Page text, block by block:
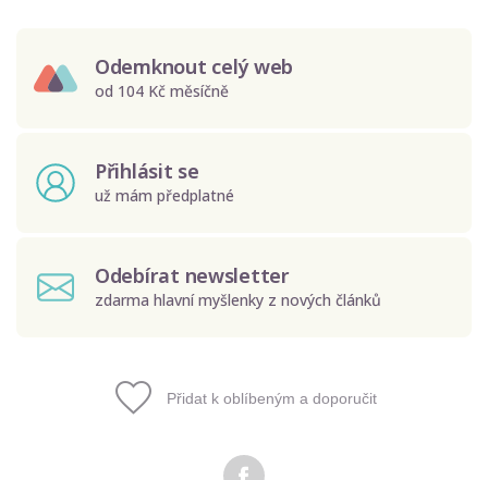
Odemknout celý web
od 104 Kč měsíčně
Přihlásit se
už mám předplatné
Odebírat newsletter
zdarma hlavní myšlenky z nových článků
Odeslat
Přidat k oblíbeným a doporučit